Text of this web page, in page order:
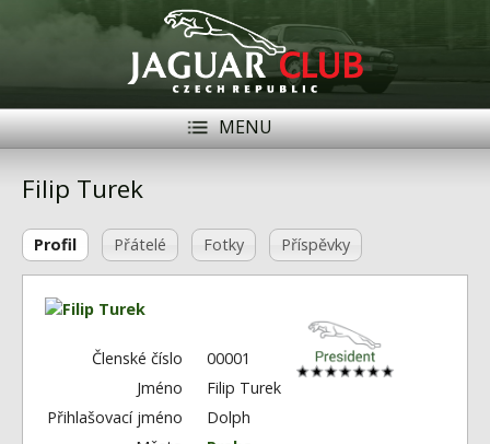
MENU
Modely Jaguar
Členové
Naše vozy
Filip Turek
Profil Přátelé Fotky Příspěvky
Členské číslo
00001
Jméno
Filip Turek
Přihlašovací jméno
Dolph